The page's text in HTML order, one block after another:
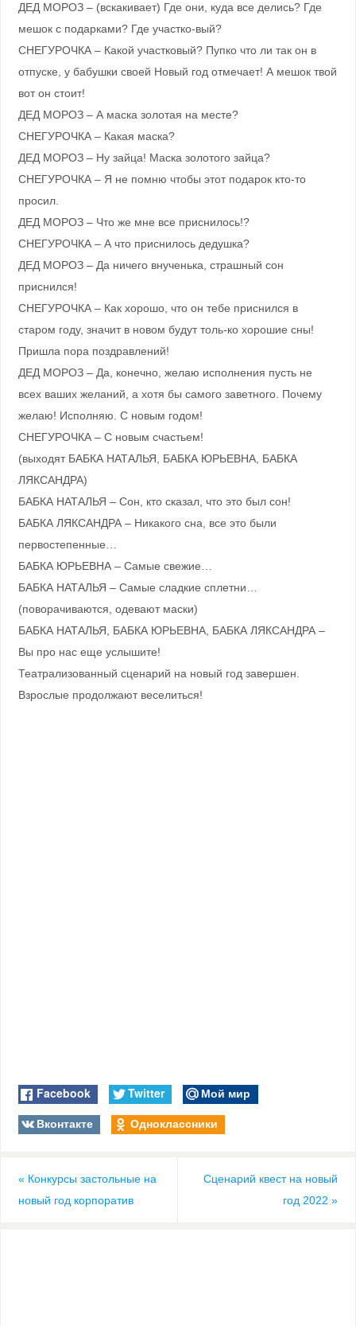
ДЕД МОРОЗ – (вскакивает) Где они, куда все делись? Где
мешок с подарками? Где участко-вый?
СНЕГУРОЧКА – Какой участковый? Пупко что ли так он в
отпуске, у бабушки своей Новый год отмечает! А мешок твой
вот он стоит!
ДЕД МОРОЗ – А маска золотая на месте?
СНЕГУРОЧКА – Какая маска?
ДЕД МОРОЗ – Ну зайца! Маска золотого зайца?
СНЕГУРОЧКА – Я не помню чтобы этот подарок кто-то
просил.
ДЕД МОРОЗ – Что же мне все приснилось!?
СНЕГУРОЧКА – А что приснилось дедушка?
ДЕД МОРОЗ – Да ничего внученька, страшный сон
приснился!
СНЕГУРОЧКА – Как хорошо, что он тебе приснился в
старом году, значит в новом будут толь-ко хорошие сны!
Пришла пора поздравлений!
ДЕД МОРОЗ – Да, конечно, желаю исполнения пусть не
всех ваших желаний, а хотя бы самого заветного. Почему
желаю! Исполняю. С новым годом!
СНЕГУРОЧКА – С новым счастьем!
(выходят БАБКА НАТАЛЬЯ, БАБКА ЮРЬЕВНА, БАБКА
ЛЯКСАНДРА)
БАБКА НАТАЛЬЯ – Сон, кто сказал, что это был сон!
БАБКА ЛЯКСАНДРА – Никакого сна, все это были
первостепенные…
БАБКА ЮРЬЕВНА – Самые свежие…
БАБКА НАТАЛЬЯ – Самые сладкие сплетни…
(поворачиваются, одевают маски)
БАБКА НАТАЛЬЯ, БАБКА ЮРЬЕВНА, БАБКА ЛЯКСАНДРА –
Вы про нас еще услышите!
Театрализованный сценарий на новый год завершен.
Взрослые продолжают веселиться!
Facebook Twitter
Мой мир
Вконтакте
Одноклассники
« Конкурсы застольные на
новый год корпоратив
Сценарий квест на новый
год 2022»